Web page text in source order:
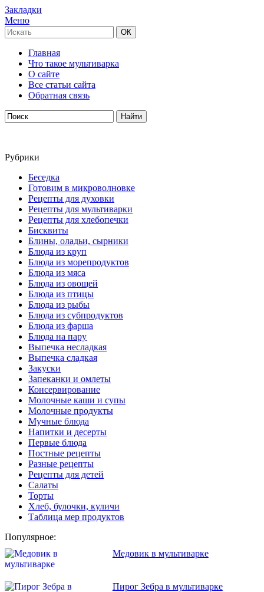
Закладки
Меню
Главная
Что такое мультиварка
О сайте
Все статьи сайта
Обратная связь
Рубрики
Беседка
Готовим в микроволновке
Рецепты для духовки
Рецепты для мультиварки
Рецепты для хлебопечки
Бисквиты
Блины, оладьи, сырники
Блюда из круп
Блюда из морепродуктов
Блюда из мяса
Блюда из овощей
Блюда из птицы
Блюда из рыбы
Блюда из субпродуктов
Блюда из фарша
Блюда на пару
Выпечка несладкая
Выпечка сладкая
Закуски
Запеканки и омлеты
Консервирование
Молочные каши и супы
Молочные продукты
Мучные блюда
Напитки и десерты
Первые блюда
Постные рецепты
Разные рецепты
Рецепты для детей
Салаты
Торты
Хлеб, булочки, куличи
Таблица мер продуктов
Популярное:
Медовик в мультиварке
Пирог Зебра в мультиварке